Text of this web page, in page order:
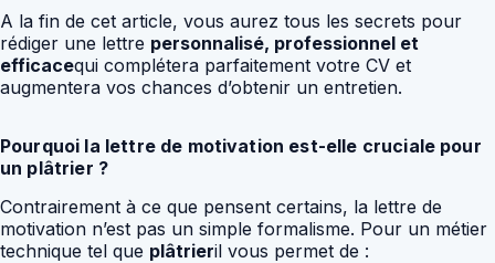
A la fin de cet article, vous aurez tous les secrets pour
rédiger une lettre personnalisé, professionnel et
efficacequi complétera parfaitement votre CV et
augmentera vos chances d’obtenir un entretien.
Pourquoi la lettre de motivation est-elle cruciale pour
un plâtrier ?
Contrairement à ce que pensent certains, la lettre de
motivation n’est pas un simple formalisme. Pour un métier
technique tel que plâtrieril vous permet de :